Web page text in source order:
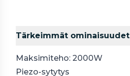
Tärkeimmät ominaisuudet
Maksimiteho: 2000W
Piezo-sytytys